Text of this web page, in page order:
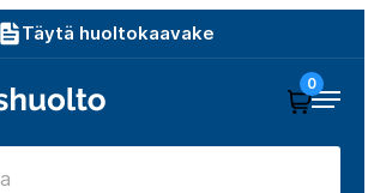
Täytä huoltokaavake
0